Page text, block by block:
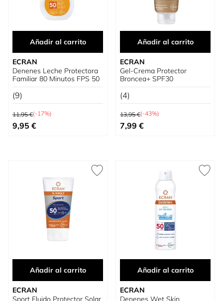
Añadir al carrito
ECRAN
Denenes Leche Protectora
Familiar 80 Minutos FPS 50
(9)
Precio habitual
11,95 €(-17%)
Precio especial
9,95 €
Añadir al carrito
ECRAN
Gel-Crema Protector
Broncea+ SPF30
(4)
Precio habitual
13,95 €(-43%)
Precio especial
7,99 €
Añadir al carrito
ECRAN
Sport Fluido Protector Solar
Añadir al carrito
ECRAN
Denenes Wet Skin